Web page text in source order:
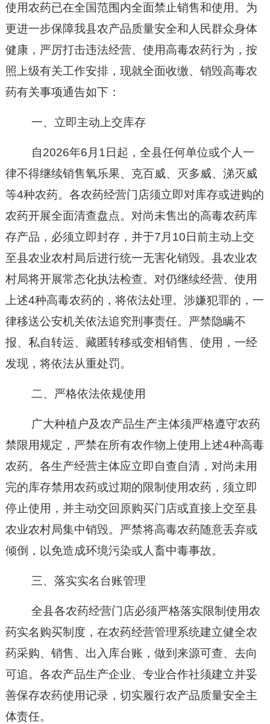
使用农药已在全国范围内全面禁止销售和使用。为
更进一步保障我县农产品质量安全和人民群众身体
健康，严厉打击违法经营、使用高毒农药行为， 按
照上级有关工作安排， 现就全面收缴、销毁高毒农
药有关事项通告如下：
一、立即主动上交库存
自2026年6月1日起，全县任何单位或个人一
律不得继续销售氧乐果、克百威、灭多威、涕灭威
等4种农药。 各农药经营门店须立即对库存或进购的
农药开展全面清查盘点。对尚未售出的高毒农药库
存产品，必须立即封存，并于7月10日前主动上交
至县农业农村局后进行统一无害化销毁。县农业农
村局将开展常态化执法检查。对仍继续经营、使用
上述4种高毒农药的，将依法处理。涉嫌犯罪的，一
律移送公安机关依法追究刑事责任。严禁隐瞒不
报、私自转运、藏匿转移或变相销售、使用 ，一经
发现，将依法从重处罚。
二、 严格依法依规使用
广大种植户及农产品生产主体须严格遵守农药
禁限用规定，严禁在所有农作物上使用上述4种高毒
农药。各生产经营主体应立即自查自清，对尚未用
完的库存禁用农药或过期的限制使用农药，须立即
停止使用，并主动交回原购买门店或直接上交至县
农业农村局集中销毁。严禁将高毒农药随意丢弃或
倾倒，以免造成环境污染或人畜中毒事故。
三、落实实名台账管理
全县各农药经营门店必须严格落实限制使用农
药实名购买制度， 在农药经营管理系统建立健全农
药采购、销售、出入库台账，做到来源可查、去向
可追。各农产品生产企业、专业合作社须建立并妥
善保存农药使用记录，切实履行农产品质量安全主
体责任。